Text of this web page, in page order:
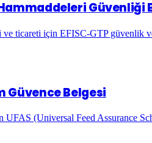
Hammaddeleri Güvenliği
ticareti için EFISC-GTP güvenlik
Güvence Belgesi
(Universal Feed Assurance